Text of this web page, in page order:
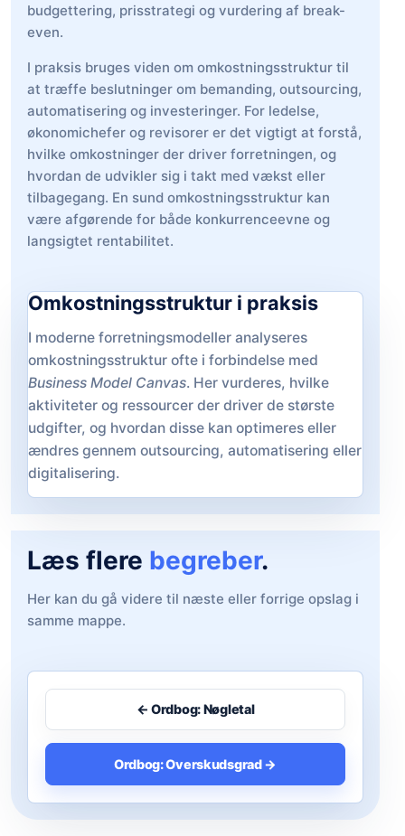
budgettering, prisstrategi og vurdering af break-
even.
I praksis bruges viden om omkostningsstruktur til
at træffe beslutninger om bemanding, outsourcing,
automatisering og investeringer. For ledelse,
økonomichefer og revisorer er det vigtigt at forstå,
hvilke omkostninger der driver forretningen, og
hvordan de udvikler sig i takt med vækst eller
tilbagegang. En sund omkostningsstruktur kan
være afgørende for både konkurrenceevne og
langsigtet rentabilitet.
Omkostningsstruktur i praksis
I moderne forretningsmodeller analyseres
omkostningsstruktur ofte i forbindelse med
Business Model Canvas. Her vurderes, hvilke
aktiviteter og ressourcer der driver de største
udgifter, og hvordan disse kan optimeres eller
ændres gennem outsourcing, automatisering eller
digitalisering.
Læs flere begreber.
Her kan du gå videre til næste eller forrige opslag i
samme mappe.
← Ordbog: Nøgletal
Ordbog: Overskudsgrad →